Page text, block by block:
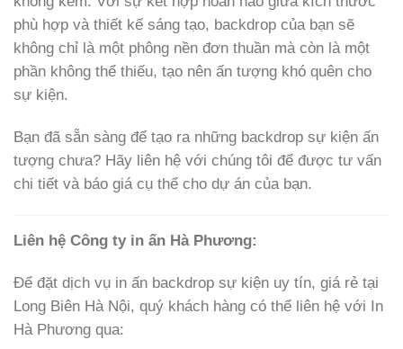
phù hợp và thiết kế sáng tạo, backdrop của bạn sẽ
không chỉ là một phông nền đơn thuần mà còn là một
phần không thể thiếu, tạo nên ấn tượng khó quên cho
sự kiện.
Bạn đã sẵn sàng để tạo ra những backdrop sự kiện ấn
tượng chưa? Hãy liên hệ với chúng tôi để được tư vấn
chi tiết và báo giá cụ thể cho dự án của bạn.
Liên hệ Công ty in ấn Hà Phương:
Để đặt dịch vụ in ấn backdrop sự kiện uy tín, giá rẻ tại
Long Biên Hà Nội, quý khách hàng có thể liên hệ với In
Hà Phương qua: